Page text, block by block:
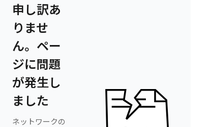
申し訳あ
りませ
ん。ペー
ジに問題
が発生し
ました
ネットワークの